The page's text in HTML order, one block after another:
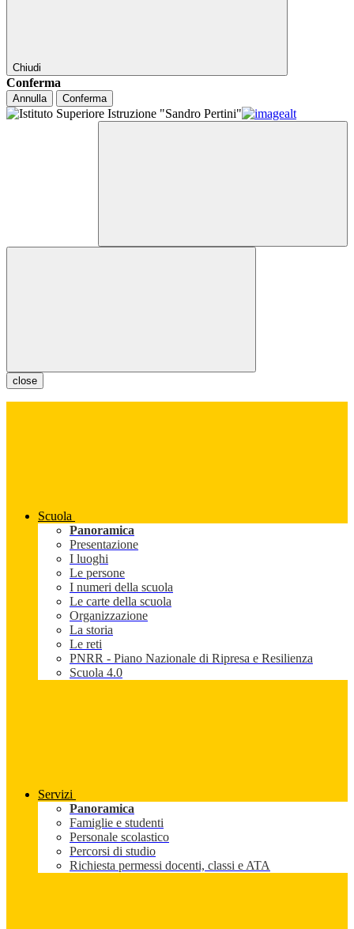
Chiudi
Conferma
Annulla Conferma
close
Scuola
Panoramica
Presentazione
I luoghi
Le persone
I numeri della scuola
Le carte della scuola
Organizzazione
La storia
Le reti
PNRR - Piano Nazionale di Ripresa e Resilienza
Scuola 4.0
Servizi
Panoramica
Famiglie e studenti
Personale scolastico
Percorsi di studio
Richiesta permessi docenti, classi e ATA